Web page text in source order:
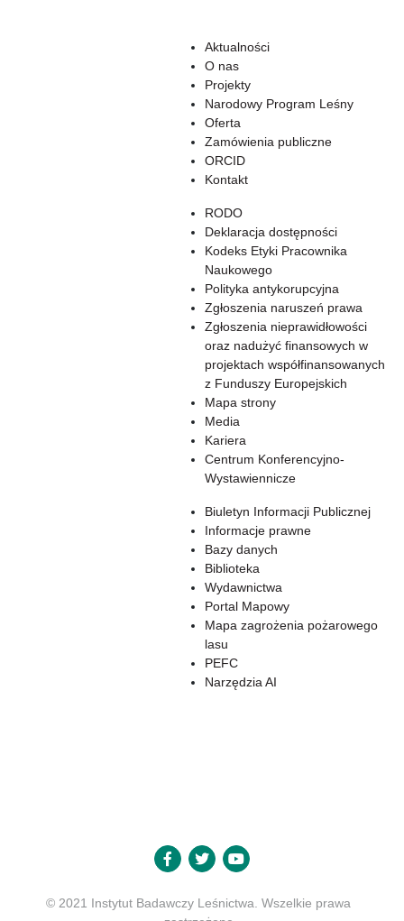
Aktualności
O nas
Projekty
Narodowy Program Leśny
Oferta
Zamówienia publiczne
ORCID
Kontakt
RODO
Deklaracja dostępności
Kodeks Etyki Pracownika
Naukowego
Polityka antykorupcyjna
Zgłoszenia naruszeń prawa
Zgłoszenia nieprawidłowości
oraz nadużyć finansowych w
projektach współfinansowanych
z Funduszy Europejskich
Mapa strony
Media
Kariera
Centrum Konferencyjno-
Wystawiennicze
Biuletyn Informacji Publicznej
Informacje prawne
Bazy danych
Biblioteka
Wydawnictwa
Portal Mapowy
Mapa zagrożenia pożarowego
lasu
PEFC
Narzędzia AI
© 2021 Instytut Badawczy Leśnictwa. Wszelkie prawa